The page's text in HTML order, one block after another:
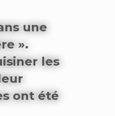
une
».
les
ont été